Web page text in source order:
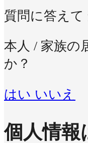
質問に答えて
本人 / 家族の
か？
はい いいえ
個人情報